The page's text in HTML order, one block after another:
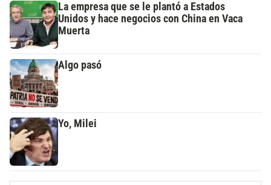
La empresa que se le plantó a Estados
Unidos y hace negocios con China en Vaca
Muerta
Algo pasó
Yo, Milei